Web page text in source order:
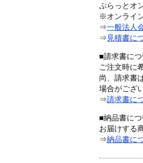
ぷらっとオ
※オンライ
⇒一般法人
⇒ 見積書に
■請求書につ
ご注文時に
尚、請求書
場合がござ
⇒請求書に
■納品書につ
お届けする
⇒納品書に